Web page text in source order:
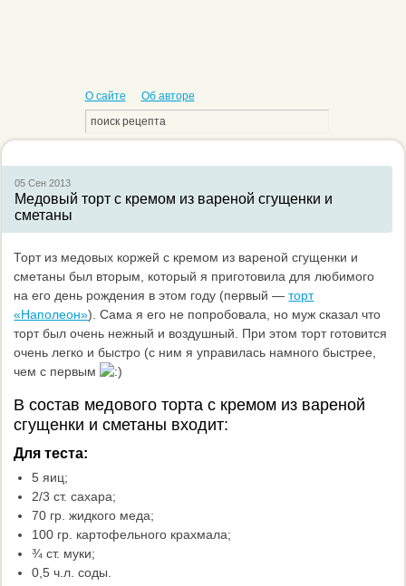
О сайте Об авторе
05 Сен2013
Медовый торт с кремом из вареной сгущенки и
сметаны
Торт из медовых коржей с кремом из вареной сгущенки и
сметаны был вторым, который я приготовила для любимого
на его день рождения в этом году (первый —торт
«Наполеон»). Сама я его не попробовала, но муж сказал что
торт был очень нежный и воздушный. При этом торт готовится
очень легко и быстро (с ним я управилась намного быстрее,
чем с первым
В состав медового торта с кремом из вареной
сгущенки и сметаны входит:
Для теста:
5 яиц;
2/3 ст. сахара;
70 гр. жидкого меда;
100 гр. картофельного крахмала;
¾ ст. муки;
0,5 ч.л. соды.